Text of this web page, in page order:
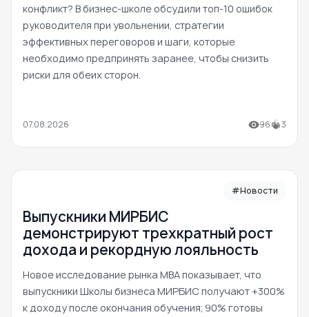
конфликт? В бизнес-школе обсудили топ-10 ошибок
руководителя при увольнении, стратегии
эффективных переговоров и шаги, которые
необходимо предпринять заранее, чтобы снизить
риски для обеих сторон.
07.08.2026 96 3
#Новости
Выпускники МИРБИС
демонстрируют трехкратный рост
дохода и рекордную лояльность
Новое исследование рынка MBA показывает, что
выпускники Школы бизнеса МИРБИС получают +300%
к доходу после окончания обучения; 90% готовы